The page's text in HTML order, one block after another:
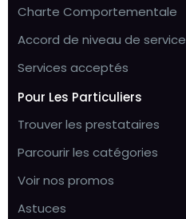
Charte Comportementale
Accord de niveau de service
Services acceptés
Pour Les Particuliers
Trouver les prestataires
Parcourir les catégories
Voir nos promos
Astuces